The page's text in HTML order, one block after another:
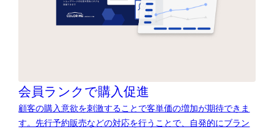
会員ランクで購入促進
顧客の購入意欲を刺激することで客単価の増加が期待できま
す。先行予約販売などの対応を行うことで、自発的にブラン